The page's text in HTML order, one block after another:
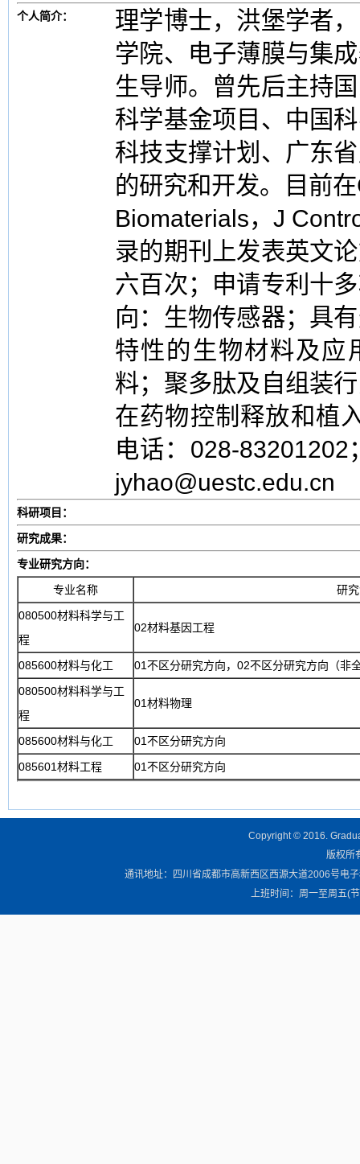
个人简介：
理学博士，洪堡学者
学院、电子薄膜与集
生导师。曾先后主持
科学基金项目、中国
科技支撑计划、广东
的研究和开发。目前
Biomaterials，J
录的期刊上发表英文
六百次；申请专利十
向：生物传感器；具
特性的生物材料及应
料；聚多肽及自组装
在药物控制释放和植
电话：028-
jyhao@uestc.edu.cn
科研项目：
研究成果：
专业研究方向：
专业名称
研
080500材料科学与工
程
02材料基因工程
085600材料与化工
01不区分研究方向，02不区分研究方向（非
080500材料科学与工
程
01材料物理
085600材料与化工
01不区分研究方向
085601材料工程
01不区分研究方向
Copyright © 2016.
版权所
通讯地址：四川省成都市高新西区西源大道2006号电
上班时间：周一至周五(